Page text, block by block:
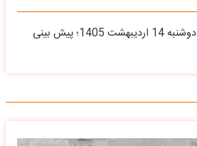
قیمت طلا و سکه امروز دوشنبه 14 اردیبهشت 1405؛ پیش بینی